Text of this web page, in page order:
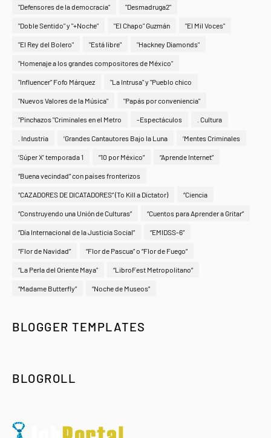
"Defensores de la democracia" "Desmadruga2"
"Doble Sentido" y "+Noche" "El Chapo" Guzmán "El Mil Voces"
"El Rey del Bolero" "Está libre" "Hackney Diamonds"
"Homenaje a los grandes compositores de México"
"Influencer" Fofo Márquez "La Intrusa" y "Pueblo chico
"Nuevos Valores de la Música" "Papás por conveniencia"
"Pinchazos "Criminales en el Metro -Espectáculos . Cultura
. Industria ‘Grandes Cantautores Bajo la Luna ‘Mentes Criminales
‘Súper X’ temporada 1 “10 por México” “Aprende Internet”
“Buena vecindad” con países fronterizos
“CAZADORES DE DICATADORES” (To Kill a Dictator) “Ciencia
“Construyendo una Unión de Culturas” “Cuentos para Aprender a Gritar”
“Día Internacional de la Justicia Social” “EMIDSS-6”
“Flor de Navidad” “Flor de Pascua” o “Flor de Fuego”
“La Perla del Oriente Maya" “LibroFest Metropolitano”
“Madame Butterfly” “Noche de Museos”
BLOGGER TEMPLATES
BLOGROLL